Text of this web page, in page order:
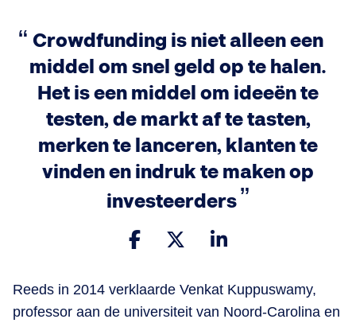
Crowdfunding is niet alleen een
middel om snel geld op te halen.
Het is een middel om ideeën te
testen, de markt af te tasten,
merken te lanceren, klanten te
vinden en indruk te maken op
investeerders
Reeds in 2014 verklaarde Venkat Kuppuswamy,
professor aan de universiteit van Noord-Carolina en